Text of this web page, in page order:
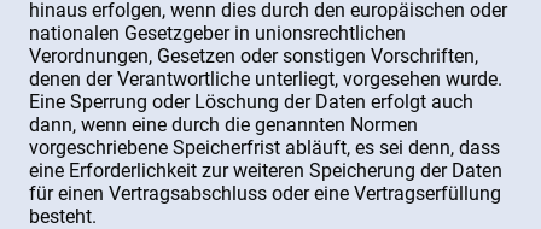
hinaus erfolgen, wenn dies durch den europäischen oder
nationalen Gesetzgeber in unionsrechtlichen
Verordnungen, Gesetzen oder sonstigen Vorschriften,
denen der Verantwortliche unterliegt, vorgesehen wurde.
Eine Sperrung oder Löschung der Daten erfolgt auch
dann, wenn eine durch die genannten Normen
vorgeschriebene Speicherfrist abläuft, es sei denn, dass
eine Erforderlichkeit zur weiteren Speicherung der Daten
für einen Vertragsabschluss oder eine Vertragserfüllung
besteht.